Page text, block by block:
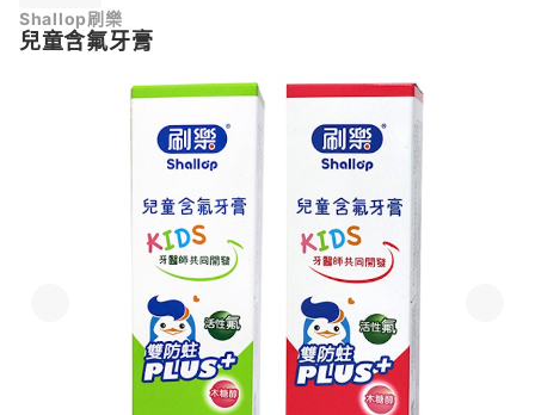
Shallop刷樂
兒童含氟牙膏